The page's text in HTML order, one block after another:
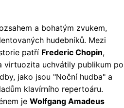
a bohatým zvukem,
hudebníků. Mezi
patří Frederic Chopin,
virtuozita uchvátily publikum po
jako jsou "Noční hudba" a
klavírního repertoáru.
je Wolfgang Amadeus